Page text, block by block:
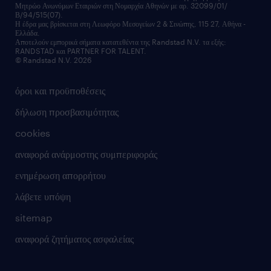
υπηρεσίες redeployment
workforce insights
επικοινώνησε μαζί μας
επικοινώνησε μαζί μας
όροι και προϋποθέσεις
δήλωση προσβασιμότητας
cookies
αναφορά ανάρμοστης συμπεριφοράς
ενημέρωση απορρήτου
λάβετε υπόψη
sitemap
αναφορά ζητήματος ασφαλείας
Μητρώο Ανωνύμων Εταιριών στη Νομαρχία Αθηνών με αρ. 32099/01/
Β/94/515(07).
Η έδρα μας βρίσκεται στη Λεωφόρο Μεσογείων 2 & Σινώπης, 115 27, Αθήνα -
Ελλάδα.
Αποτελούν εμπορικά σήματα κατατεθέντα της Randstad N.V. τα εξής:
RANDSTAD και PARTNER FOR TALENT.
© Randstad N.V. 2026